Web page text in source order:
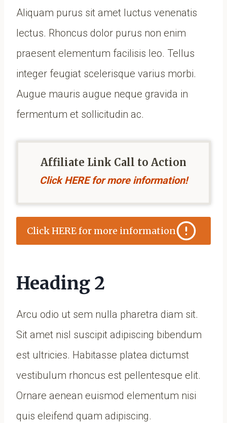
Aliquam purus sit amet luctus venenatis
lectus. Rhoncus dolor purus non enim
praesent elementum facilisis leo. Tellus
integer feugiat scelerisque varius morbi.
Augue mauris augue neque gravida in
fermentum et sollicitudin ac.
Affiliate Link Call to Action
Click HERE for more information!
Click HERE for more information
Heading 2
Arcu odio ut sem nulla pharetra diam sit.
Sit amet nisl suscipit adipiscing bibendum
est ultricies. Habitasse platea dictumst
vestibulum rhoncus est pellentesque elit.
Ornare aenean euismod elementum nisi
quis eleifend quam adipiscing.